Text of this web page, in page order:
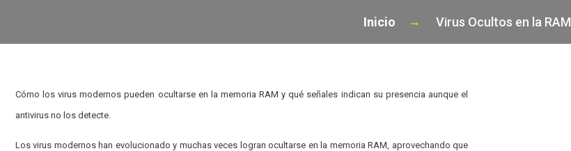
Inicio Virus Ocultos en la RAM
Cómo los virus modernos pueden ocultarse en la memoria RAM y qué señales indican su presencia aunque el
antivirus no los detecte.
Los virus modernos han evolucionado y muchas veces logran ocultarse en la memoria RAM, aprovechando que